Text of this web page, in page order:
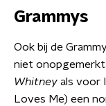
Grammys
Ook bij de
niet
Whitney als voor
Loves Me) een